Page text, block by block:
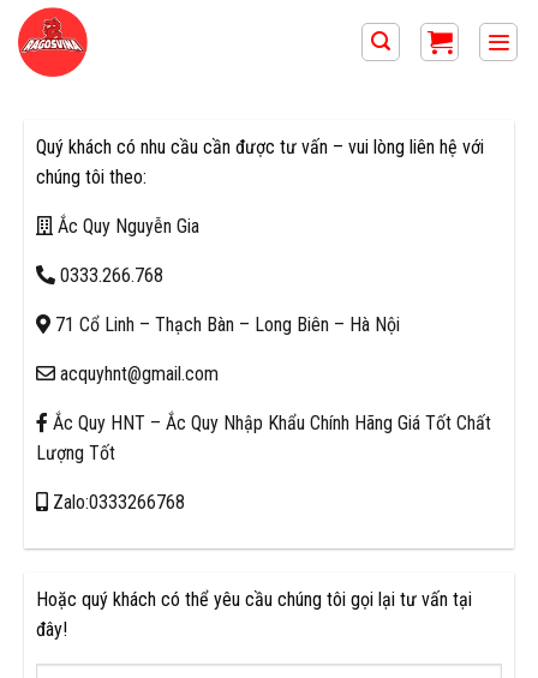
Skip
content
Quý khách có nhu cầu cần được tư vấn – vui lòng liên hệ với
chúng tôi theo:
Ắc Quy Nguyễn Gia
0333.266.768
71 Cổ Linh – Thạch Bàn – Long Biên – Hà Nội
acquyhnt@gmail.com
Ắc Quy HNT – Ắc Quy Nhập Khẩu Chính Hãng Giá Tốt Chất
Lượng Tốt
Zalo:0333266768
Hoặc quý khách có thể yêu cầu chúng tôi gọi lại tư vấn tại
đây!